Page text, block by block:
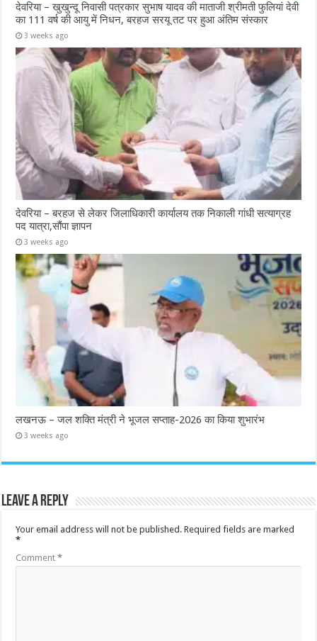
देवरिया – खुखुन्दू निवासी पत्रकार सुभाष यादव की माताजी श्रीमती फुलियां देवी
का 111 वर्ष की आयु में निधन, बरहज सरयू तट पर हुआ अंतिम संस्कार
3 weeks ago
देवरिया – बरहज से लेकर जिलाधिकारी कार्यालय तक निकाली गांधी सत्याग्रह
पद यात्रा,सौंपा ज्ञापन
3 weeks ago
लखनऊ – जल शक्ति मंत्री ने भूजल सप्ताह-2026 का किया शुभारंभ
3 weeks ago
Leave a Reply
Your email address will not be published. Required fields are marked
*
Comment*